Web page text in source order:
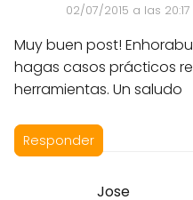
02/07/2015 a las 20:17
Muy buen post!
hagas casos prácticos
herramientas. Un saludo
Responder
Jose